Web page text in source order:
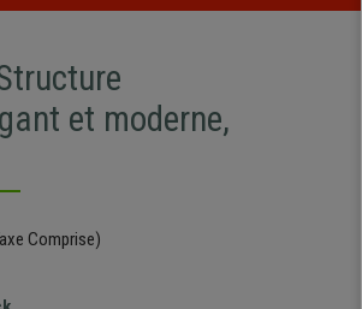
et moderne,
Comprise)